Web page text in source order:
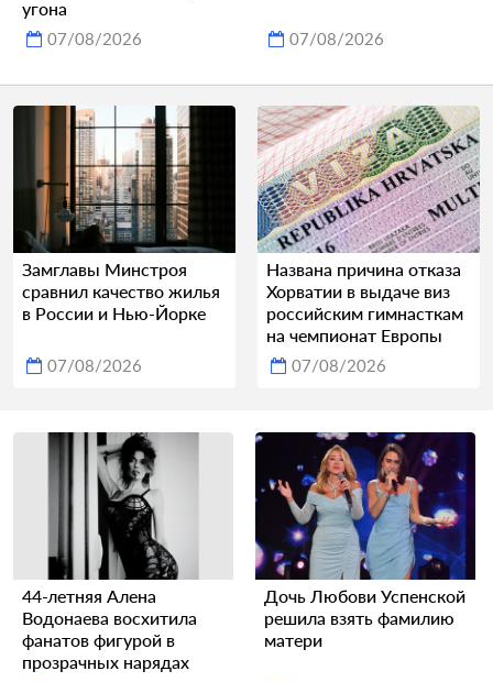
угона
07/08/2026 07/08/2026
Замглавы Минстроя
сравнил качество жилья
в России и Нью-Йорке
07/08/2026
Названа причина отказа
Хорватии в выдаче виз
российским гимнасткам
на чемпионат Европы
07/08/2026
44-летняя Алена
Водонаева восхитила
фанатов фигурой в
прозрачных нарядах
Дочь Любови Успенской
решила взять фамилию
матери